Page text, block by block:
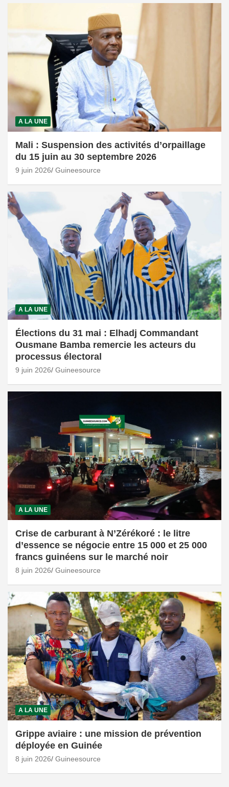
A LA UNE
Mali : Suspension des activités d’orpaillage
du 15 juin au 30 septembre 2026
9 juin 2026 Guineesource
A LA UNE
Élections du 31 mai : Elhadj Commandant
Ousmane Bamba remercie les acteurs du
processus électoral
9 juin 2026 Guineesource
A LA UNE
Crise de carburant à N’Zérékoré : le litre
d’essence se négocie entre 15 000 et 25 000
francs guinéens sur le marché noir
8 juin 2026 Guineesource
A LA UNE
Grippe aviaire : une mission de prévention
déployée en Guinée
8 juin 2026 Guineesource